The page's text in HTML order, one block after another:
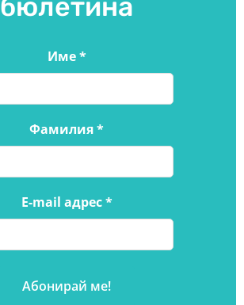
бюлетина
Име*
Фамилия*
E-mail адрес*